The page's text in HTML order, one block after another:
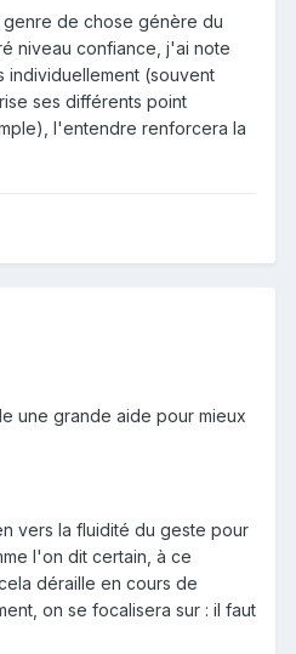
genre de chose génère du
niveau confiance, j'ai note
individuellement (souvent
ses différents point
l'entendre renforcera la
une grande aide pour mieux
vers la fluidité du geste pour
l'on dit certain, à ce
déraille en cours de
on se focalisera sur : il faut